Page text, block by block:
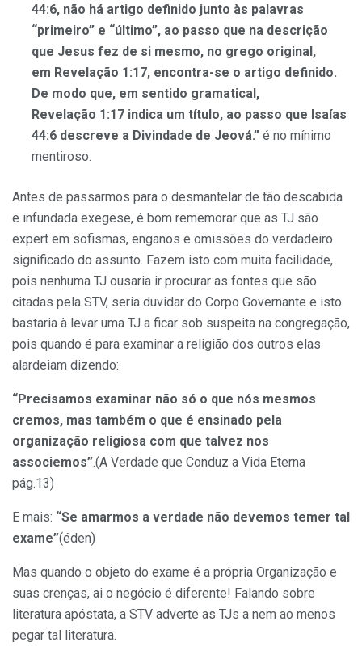
44:6, não há artigo definido junto às palavras
“primeiro” e “último”, ao passo que na descrição
que Jesus fez de si mesmo, no grego original,
em Revelação 1:17, encontra-se o artigo definido.
De modo que, em sentido gramatical,
Revelação 1:17 indica um título, ao passo que Isaías
44:6 descreve a Divindade de Jeová.” é no mínimo
mentiroso.
Antes de passarmos para o desmantelar de tão descabida
e infundada exegese, é bom rememorar que as TJ são
expert em sofismas, enganos e omissões do verdadeiro
significado do assunto. Fazem isto com muita facilidade,
pois nenhuma TJ ousaria ir procurar as fontes que são
citadas pela STV, seria duvidar do Corpo Governante e isto
bastaria à levar uma TJ a ficar sob suspeita na congregação,
pois quando é para examinar a religião dos outros elas
alardeiam dizendo:
“Precisamos examinar não só o que nós mesmos
cremos, mas também o que é ensinado pela
organização religiosa com que talvez nos
associemos”.(A Verdade que Conduz a Vida Eterna
pág.13)
E mais: “Se amarmos a verdade não devemos temer tal
exame”(éden)
Mas quando o objeto do exame é a própria Organização e
suas crenças, ai o negócio é diferente! Falando sobre
literatura apóstata, a STV adverte as TJs a nem ao menos
pegar tal literatura.